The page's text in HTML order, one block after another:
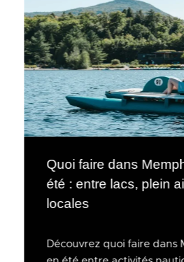
Quoi faire dans
été : entre lacs, plein
locales
Découvrez quoi faire dans